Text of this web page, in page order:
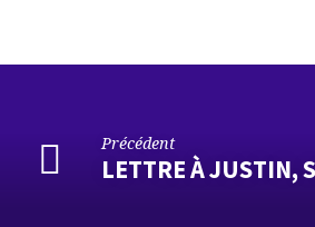
Précédent
LETTRE À JUSTIN,